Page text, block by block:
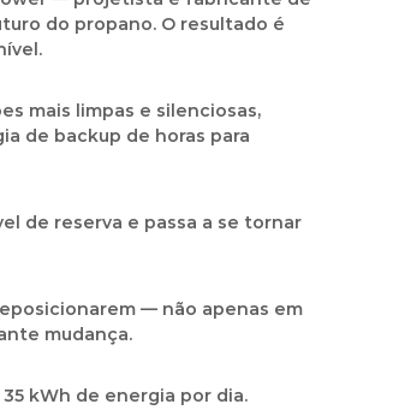
do propano. O resultado é
mais limpas e silenciosas,
de backup de horas para
de reserva e passa a se tornar
— não apenas em
mudança.
kWh de energia por dia.